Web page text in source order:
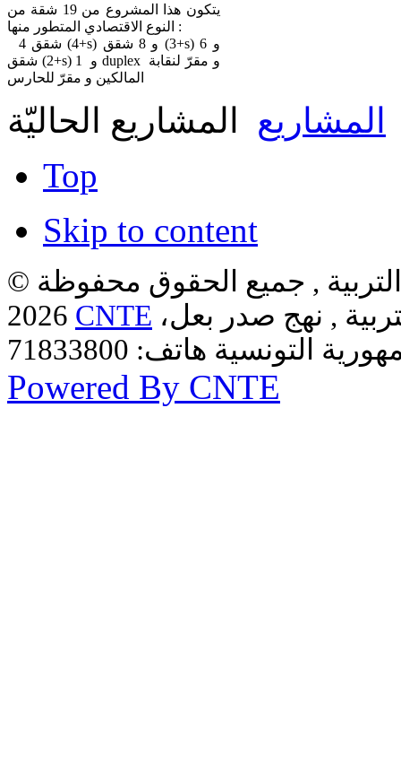
يتكون هذا المشروع من 19 شقة من
النوع الاقتصادي المتطور منها :
4 شقق (4+s) و 8 شقق (3+s) و 6
شقق (2+s) و 1 duplex و مقرّ لنقابة
المالكين و مقرّ للحارس
المشاريع
المشاريع الحاليّة
Top
Skip to content
, جميع الحقوق محفوظة ©
CNTE , نهج صدر بعل،
Powered By CNTE